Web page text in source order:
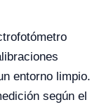
entorno limpio.
según el